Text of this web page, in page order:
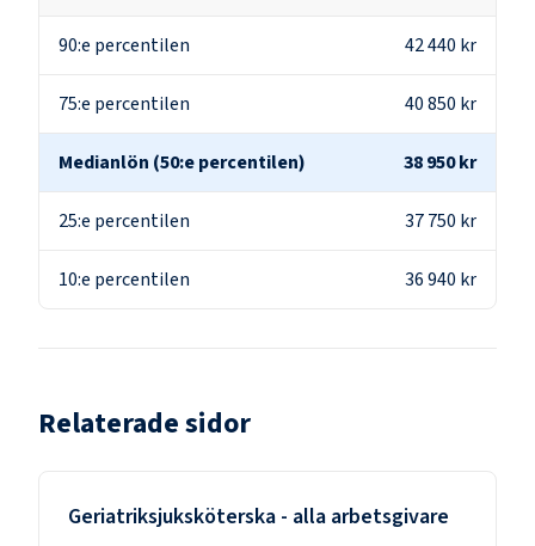
90:e percentilen 42 440 kr
75:e percentilen 40 850 kr
Medianlön (50:e percentilen) 38 950 kr
25:e percentilen 37 750 kr
10:e percentilen 36 940 kr
Relaterade sidor
Geriatriksjuksköterska - alla arbetsgivare